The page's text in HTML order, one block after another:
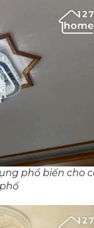
phổ biến cho